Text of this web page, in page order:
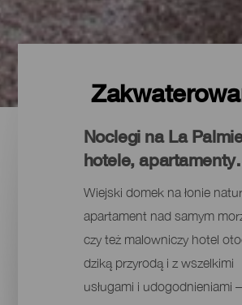
Noclegi na La
hotele,
Wiejski domek na łonie
apartament nad samym
czy też malowniczy hotel
dziką przyrodą i z wszelkimi
usługami i udogodnieniami –